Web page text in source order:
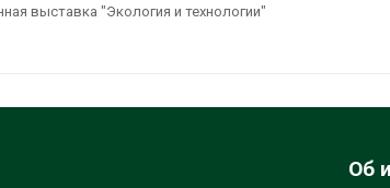
выставка "Экология и технологии"
Об